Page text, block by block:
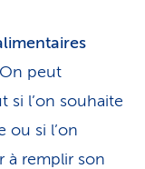
peut
si l’on souhaite
ou si l’on
à remplir son